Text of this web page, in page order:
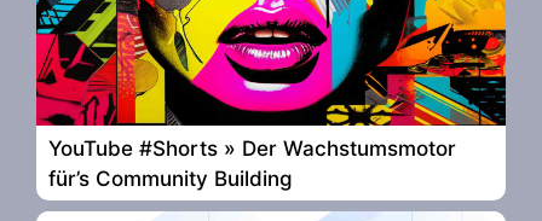
YouTube #Shorts » Der Wachstumsmotor
für’s Community Building